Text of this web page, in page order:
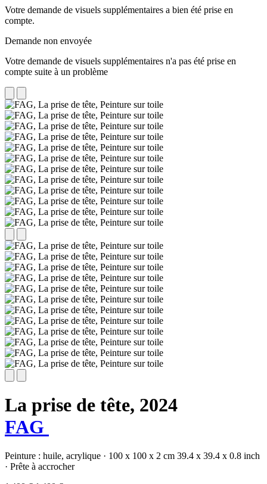
Votre demande de visuels supplémentaires a bien été prise en
compte.
Demande non envoyée
Votre demande de visuels supplémentaires n'a pas été prise en
compte suite à un problème
La prise de tête, 2024
FAG
Peinture : huile, acrylique · 100 x 100 x 2 cm 39.4 x 39.4 x 0.8 inch
· Prête à accrocher